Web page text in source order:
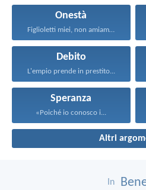
Onestà
Figlioletti miei, non amiamo...
Debito
L'empio prende in prestito...
Speranza
«Poiché io conosco i...
Altri
In